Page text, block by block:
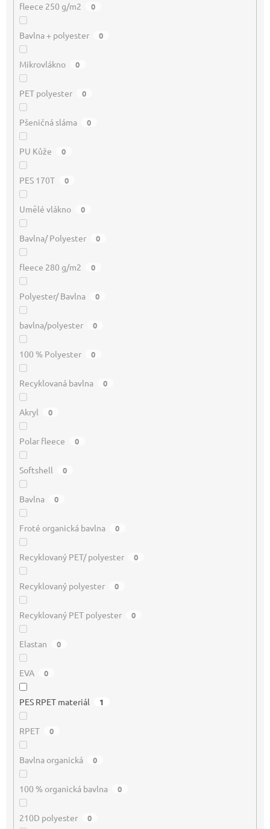
fleece 250 g/m2 0
Bavlna + polyester 0
Mikrovlákno 0
PET polyester 0
Pšeničná sláma 0
PU Kůže 0
PES 170T 0
Umělé vlákno 0
Bavlna/ Polyester 0
fleece 280 g/m2 0
Polyester/ Bavlna 0
bavlna/polyester 0
100 % Polyester 0
Recyklovaná bavlna 0
Akryl 0
Polar fleece 0
Softshell 0
Bavlna 0
Froté organická bavlna 0
Recyklovaný PET/ polyester 0
Recyklovaný polyester 0
Recyklovaný PET polyester 0
Elastan 0
EVA 0
PES RPET materiál 1
RPET 0
Bavlna organická 0
100 % organická bavlna 0
210D polyester 0